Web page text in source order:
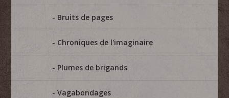
Bruits de pages
Chroniques de l'imaginaire
Plumes de brigands
Vagabondages